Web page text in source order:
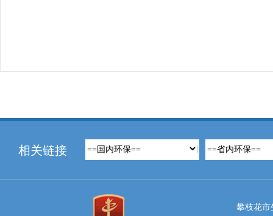
相关链接
攀枝花